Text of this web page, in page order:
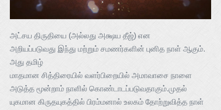
அட்சய திருதியை (அல்லது அக்ஷய தீஜ்) என
அறியப்படுவது இந்து மற்றும் சமணர்களின் புனித நாள் ஆகும்.
அது தமிழ்
மாதமான சித்திரையில் வளர்பிறையில் அமாவாசை நாளை
அடுத்த மூன்றாம் நாளில் கொண்டாடப்படுவதாகும்.முதல்
யுகமான கிருதயுகத்தில் பிரம்மனால் உலகம் தோற்றுவித்த நாள்